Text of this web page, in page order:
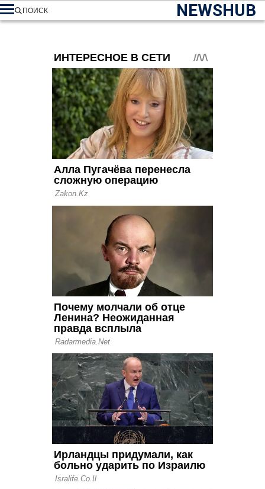
NEWSHUB
ПОИСК